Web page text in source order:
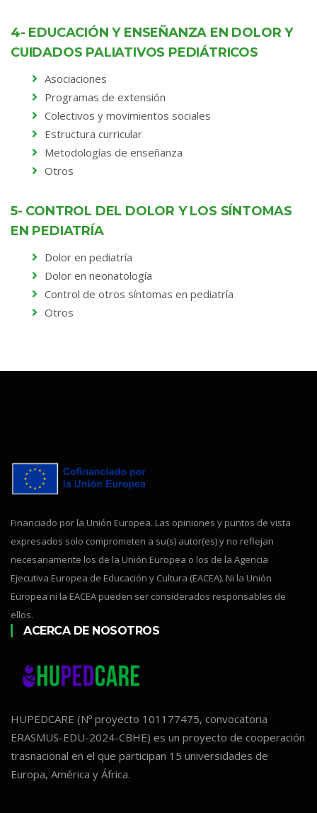
4- EDUCACIÓN Y ENSEÑANZA EN DOLOR Y
CUIDADOS PALIATIVOS PEDIÁTRICOS
Asociaciones
Programas de extensión
Colectivos y movimientos sociales
Estructura curricular
Metodologías de enseñanza
Otros
5- CONTROL DEL DOLOR Y LOS SÍNTOMAS
EN PEDIATRÍA
Dolor en pediatría
Dolor en neonatología
Control de otros síntomas en pediatría
Otros
Financiado por la Unión Europea. Las opiniones y puntos de vista
expresados solo comprometen a su(s) autor(es) y no reflejan
necesariamente los de la Unión Europea o los de la Agencia
Ejecutiva Europea de Educación y Cultura (EACEA). Ni la Unión
Europea ni la EACEA pueden ser considerados responsables de
ellos.
ACERCA DE NOSOTROS
HUPEDCARE (Nº proyecto 101177475, convocatoria
ERASMUS-EDU-2024-CBHE) es un proyecto de cooperación
trasnacional en el que participan 15 universidades de
Europa, América y África.